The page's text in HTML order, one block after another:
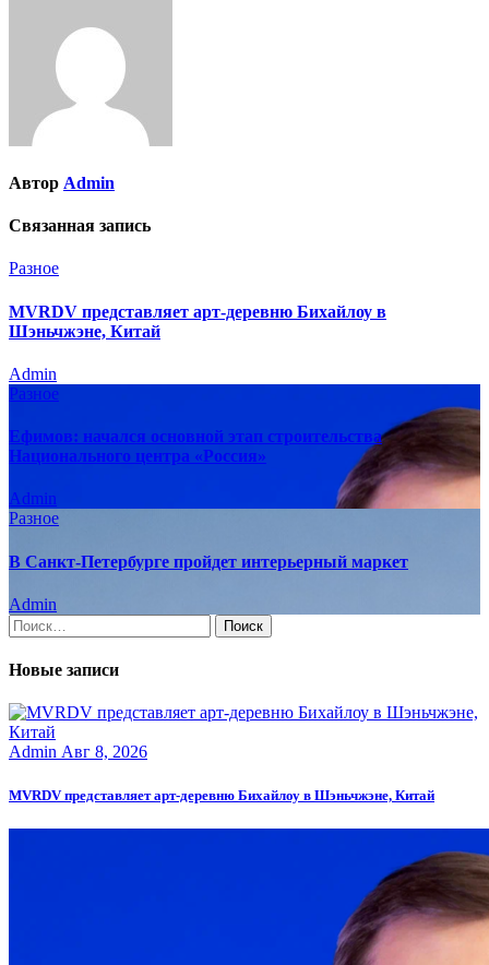
Автор Admin
Связанная запись
Разное
MVRDV представляет арт-деревню Бихайлоу в
Шэньчжэне, Китай
Admin
Разное
Ефимов: начался основной этап строительства
Национального центра «Россия»
Admin
Разное
В Санкт-Петербурге пройдет интерьерный маркет
Admin
Найти:
Новые записи
Admin Авг 8, 2026
MVRDV представляет арт-деревню Бихайлоу в Шэньчжэне, Китай